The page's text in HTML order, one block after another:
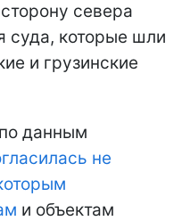
севера
суда, которые шли
и грузинские
данным
не
и объектам